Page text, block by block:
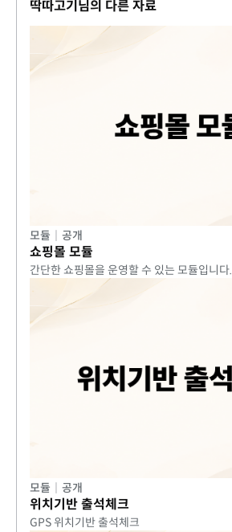
딱따고기님의 다른 자료
모듈 공개
쇼핑몰 모듈
간단한 쇼핑몰을 운영할 수 있는 모듈입니다.
모듈 공개
위치기반 출석체크
GPS 위치기반 출석체크